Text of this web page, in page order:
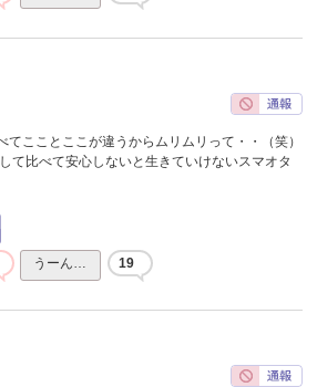
てこことここが違うからムリムリって・・（笑）
て比べて安心しないと生きていけないスマオタ
うーん… 19